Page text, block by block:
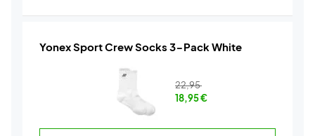
Yonex Sport Crew Socks 3-Pack White
22,95
18,95€